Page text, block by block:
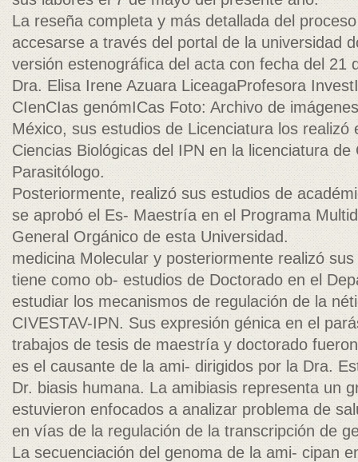
La reseña completa y más detallada del
accesarse a través del portal de la universidad
versión estenográfica del acta con fecha del 21
Dra. Elisa Irene Azuara LiceagaProfesora
CIenCIas genómICas Foto: Archivo de
México, sus estudios de Licenciatura los realizó
Ciencias Biológicas del IPN en la licenciatura
Parasitólogo.
Posteriormente, realizó sus estudios de
se aprobó el Es- Maestría en el Programa
General Orgánico de esta Universidad.
medicina Molecular y posteriormente realizó
tiene como ob- estudios de Doctorado en el
estudiar los mecanismos de regulación de la
CIVESTAV-IPN. Sus expresión génica en el
trabajos de tesis de maestría y doctorado
es el causante de la ami- dirigidos por la Dra.
Dr. biasis humana. La amibiasis representa un
estuvieron enfocados a analizar problema de
en vías de la regulación de la transcripción de
La secuenciación del genoma de la ami- cipan